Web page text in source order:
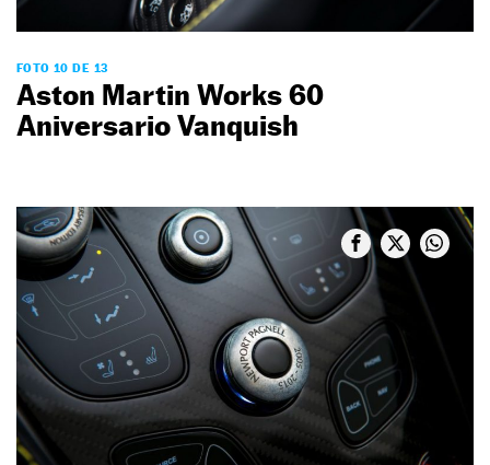
FOTO 10 DE 13
Aston Martin Works 60
Aniversario Vanquish